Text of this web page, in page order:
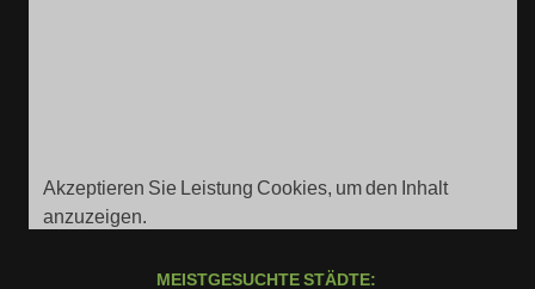
Akzeptieren Sie Leistung Cookies, um den Inhalt
anzuzeigen.
MEISTGESUCHTE STÄDTE: